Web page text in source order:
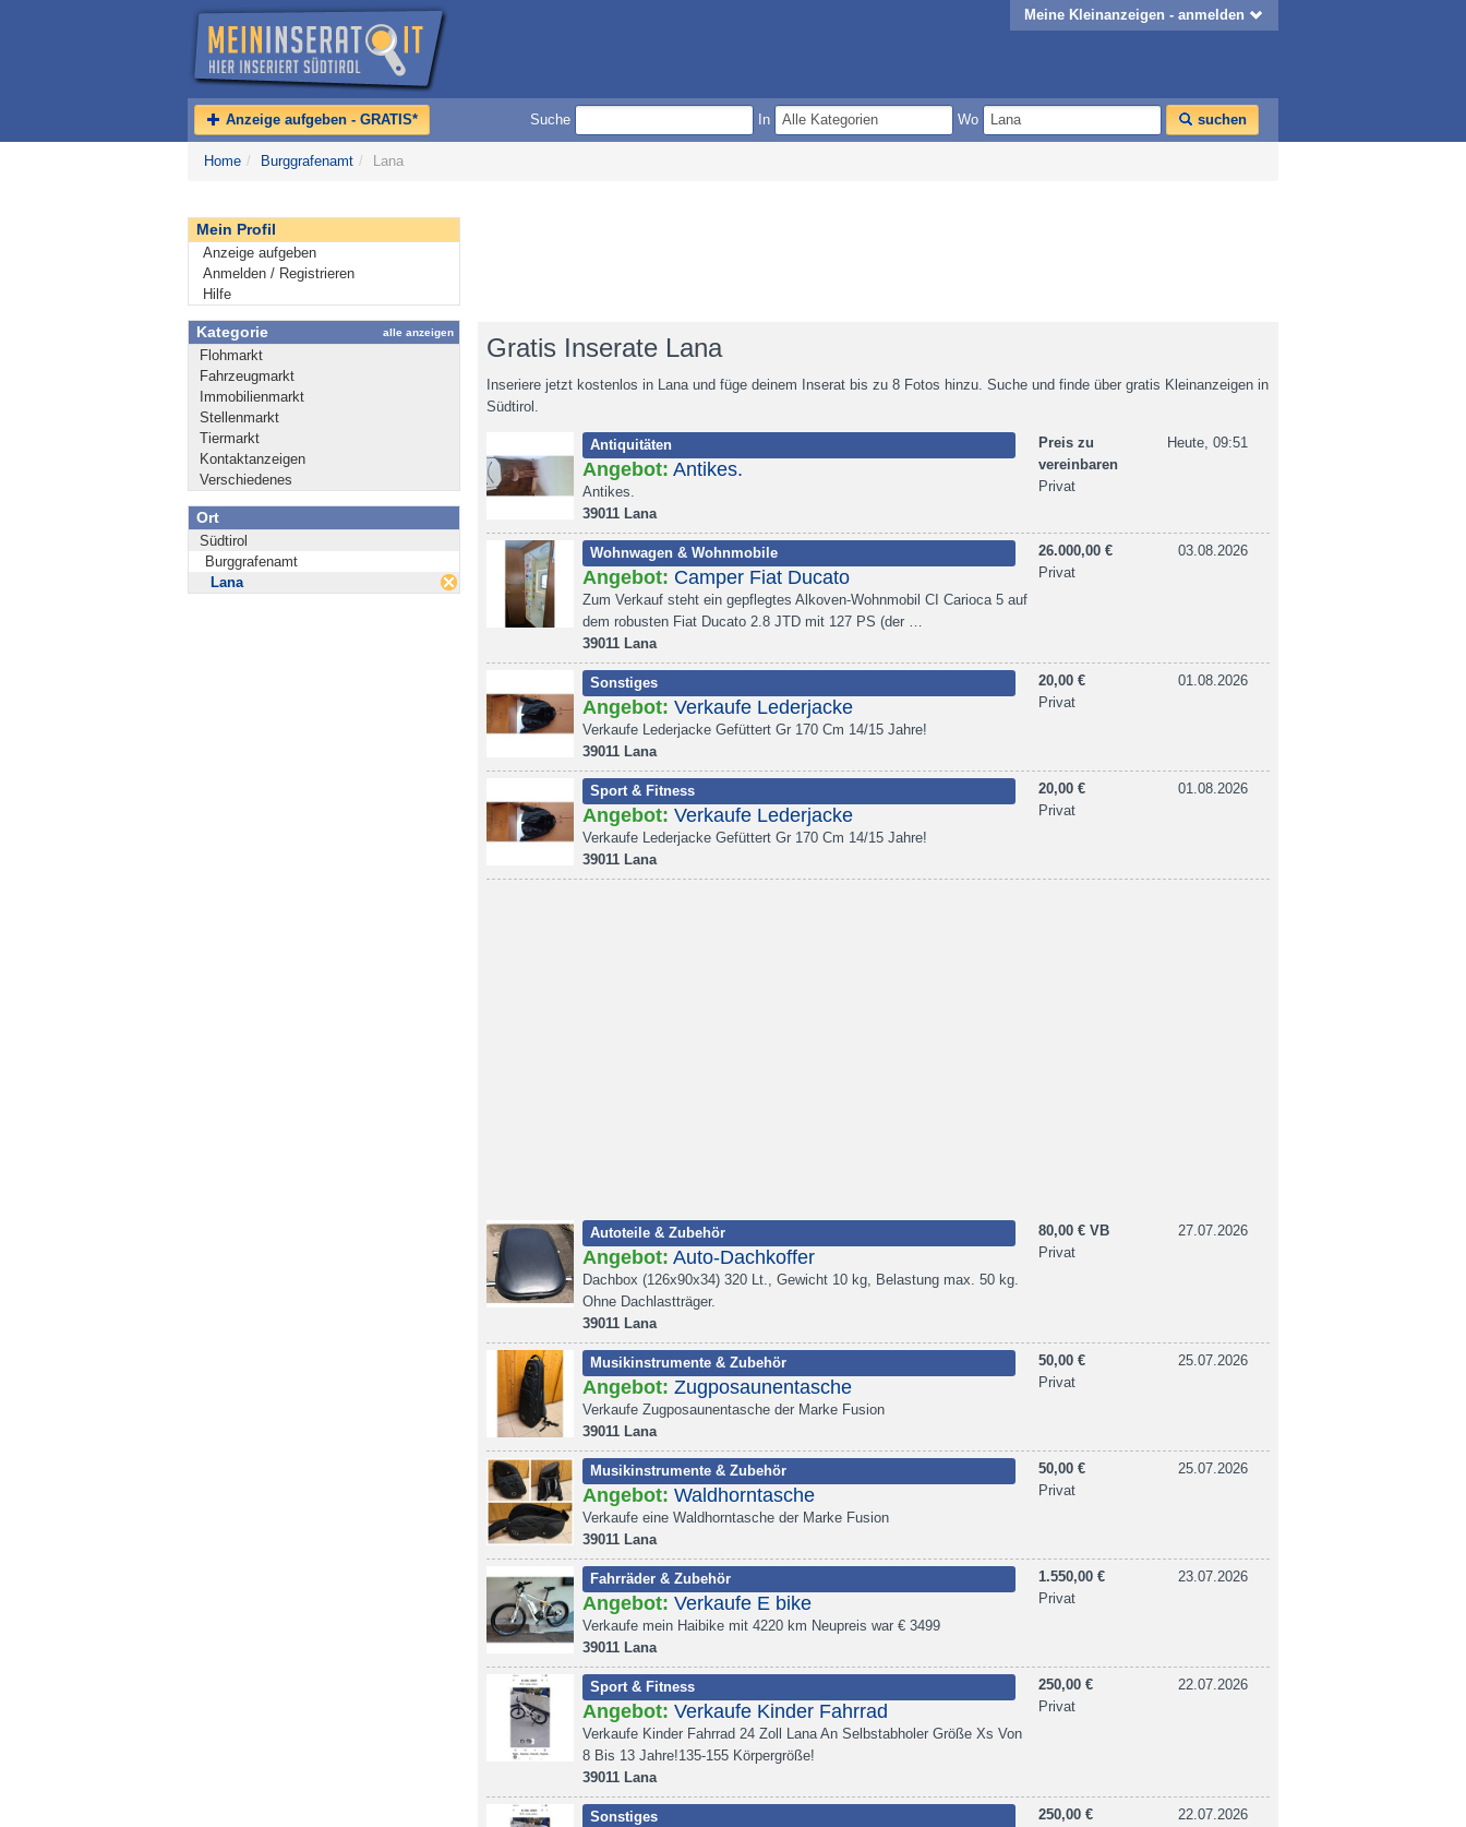
Meine Kleinanzeigen - anmelden
Anzeige aufgeben - GRATIS* Suche In Wo suchen
Home / Burggrafenamt / Lana
Mein Profil
Anzeige aufgeben
Anmelden / Registrieren
Hilfe
Kategorie alle anzeigen
Flohmarkt
Fahrzeugmarkt
Immobilienmarkt
Stellenmarkt
Tiermarkt
Kontaktanzeigen
Verschiedenes
Ort
Südtirol
Burggrafenamt
Lana
Gratis Inserate Lana
Inseriere jetzt kostenlos in Lana und füge deinem Inserat bis zu 8 Fotos hinzu. Suche und finde über gratis Kleinanzeigen in
Südtirol.
Antiquitäten
Angebot: Antikes.
Antikes.
39011 Lana
Preis zu
vereinbaren
Privat
Heute, 09:51
Wohnwagen & Wohnmobile
Angebot: Camper Fiat Ducato
Zum Verkauf steht ein gepflegtes Alkoven-Wohnmobil CI Carioca 5 auf
dem robusten Fiat Ducato 2.8 JTD mit 127 PS (der …
39011 Lana
26.000,00 €
Privat
03.08.2026
Sonstiges
Angebot: Verkaufe Lederjacke
Verkaufe Lederjacke Gefüttert Gr 170 Cm 14/15 Jahre!
39011 Lana
20,00 €
Privat
01.08.2026
Sport & Fitness
Angebot: Verkaufe Lederjacke
Verkaufe Lederjacke Gefüttert Gr 170 Cm 14/15 Jahre!
39011 Lana
20,00 €
Privat
01.08.2026
Autoteile & Zubehör
Angebot: Auto-Dachkoffer
Dachbox (126x90x34) 320 Lt., Gewicht 10 kg, Belastung max. 50 kg.
Ohne Dachlastträger.
39011 Lana
80,00 € VB
Privat
27.07.2026
Musikinstrumente & Zubehör
Angebot: Zugposaunentasche
Verkaufe Zugposaunentasche der Marke Fusion
39011 Lana
50,00 €
Privat
25.07.2026
Musikinstrumente & Zubehör
Angebot: Waldhorntasche
Verkaufe eine Waldhorntasche der Marke Fusion
39011 Lana
50,00 €
Privat
25.07.2026
Fahrräder & Zubehör
Angebot: Verkaufe E bike
Verkaufe mein Haibike mit 4220 km Neupreis war € 3499
39011 Lana
1.550,00 €
Privat
23.07.2026
Sport & Fitness
Angebot: Verkaufe Kinder Fahrrad
Verkaufe Kinder Fahrrad 24 Zoll Lana An Selbstabholer Größe Xs Von
8 Bis 13 Jahre!135-155 Körpergröße!
39011 Lana
250,00 €
Privat
22.07.2026
Sonstiges
250,00 €
22.07.2026